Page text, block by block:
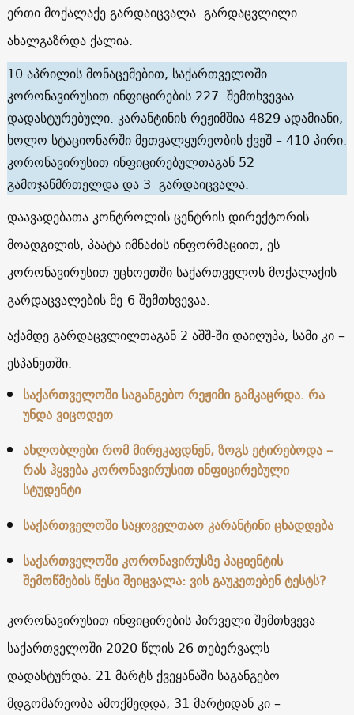
ერთი მოქალაქე გარდაიცვალა. გარდაცვლილი
ახალგაზრდა ქალია.
10 აპრილის მონაცემებით, საქართველოში
კორონავირუსით ინფიცირების 227 შემთხვევაა
დადასტურებული. კარანტინის რეჟიმშია 4829 ადამიანი,
ხოლო სტაციონარში მეთვალყურეობის ქვეშ – 410 პირი.
კორონავირუსით ინფიცირებულთაგან 52
გამოჯანმრთელდა და 3 გარდაიცვალა.
დაავადებათა კონტროლის ცენტრის დირექტორის
მოადგილის, პაატა იმნაძის ინფორმაციით, ეს
კორონავირუსით უცხოეთში საქართველოს მოქალაქის
გარდაცვალების მე-6 შემთხვევაა.
აქამდე გარდაცვლილთაგან 2 აშშ-ში დაიღუპა, სამი კი –
ესპანეთში.
საქართველოში საგანგებო რეჟიმი გამკაცრდა. რა
უნდა ვიცოდეთ
ახლობლები რომ მირეკავდნენ, ზოგს ეტირებოდა –
რას ჰყვება კორონავირუსით ინფიცირებული
სტუდენტი
საქართველოში საყოველთაო კარანტინი ცხადდება
საქართველოში კორონავირუსზე პაციენტის
შემოწმების წესი შეიცვალა: ვის გაუკეთებენ ტესტს?
კორონავირუსით ინფიცირების პირველი შემთხვევა
საქართველოში 2020 წლის 26 თებერვალს
დადასტურდა. 21 მარტს ქვეყანაში საგანგებო
მდგომარეობა ამოქმედდა, 31 მარტიდან კი –